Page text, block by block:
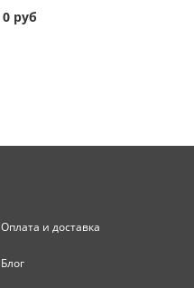
0 руб
Оплата и доставка
Блог